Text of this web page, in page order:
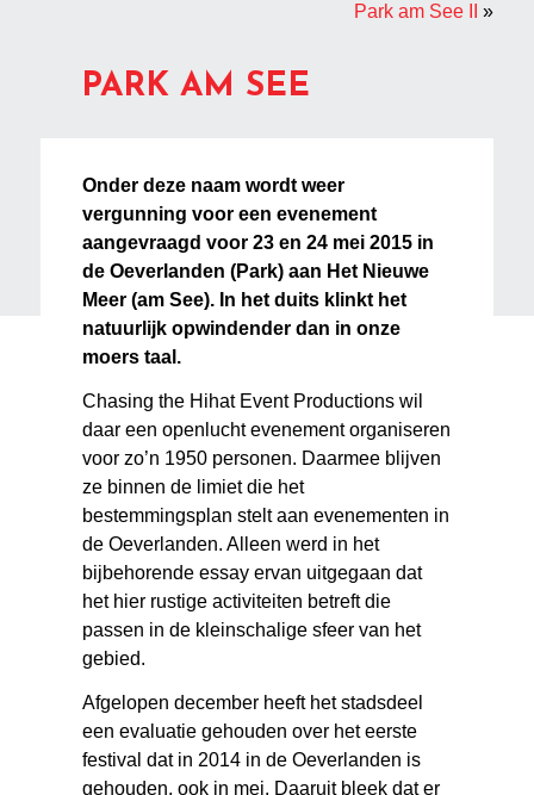
Park am See II
»
PARK AM SEE
Onder deze naam wordt weer
vergunning voor een evenement
aangevraagd voor 23 en 24 mei 2015 in
de Oeverlanden (Park) aan Het Nieuwe
Meer (am See). In het duits klinkt het
natuurlijk opwindender dan in onze
moers taal.
Chasing the Hihat Event Productions wil
daar een openlucht evenement organiseren
voor zo’n 1950 personen. Daarmee blijven
ze binnen de limiet die het
bestemmingsplan stelt aan evenementen in
de Oeverlanden. Alleen werd in het
bijbehorende essay ervan uitgegaan dat
het hier rustige activiteiten betreft die
passen in de kleinschalige sfeer van het
gebied.
Afgelopen december heeft het stadsdeel
een evaluatie gehouden over het eerste
festival dat in 2014 in de Oeverlanden is
gehouden, ook in mei. Daaruit bleek dat er